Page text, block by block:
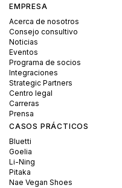
EMPRESA
Acerca de nosotros
Consejo consultivo
Noticias
Eventos
Programa de socios
Integraciones
Strategic Partners
Centro legal
Carreras
Prensa
CASOS PRÁCTICOS
Bluetti
Goelia
Li-Ning
Pitaka
Nae Vegan Shoes